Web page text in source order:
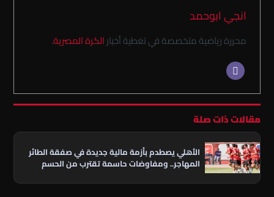
انجي ابوحمد
محررة رياضية متخصصة في تغطية أخبارالكرة المصرية.
مقالات ذات صلة
الأهلي يصطدم بأزمة مالية جديدة في صفقة الطائر
المهاجر.. ومفاوضات حاسمة تقترب من الحسم